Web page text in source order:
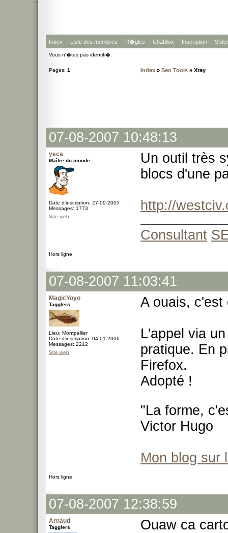
Index Liste des membres R�gles ChatBox Inscription
Vous n'�tes pas identifi�.
Pages: 1 Index » Seo Tools » Xray
07-08-2007 10:48:13
yeca
Maître du monde
Date d'inscription: 27-09-2005
Messages: 1773
Site web
Un outil très
blocs d'une
http://
Consultant
Hors ligne
07-08-2007 11:03:41
MagicYoyo
Tagglers
Lieu: Montpellier
Date d'inscription: 04-01-2006
Messages: 2212
Site web
A ouais, c'est
L'appel via
pratique. En
Firefox.
Adopté !
"La forme,
Victor Hugo
Mon blog sur
Hors ligne
07-08-2007 12:38:59
Arnaud
Tagglers Ouaw ca